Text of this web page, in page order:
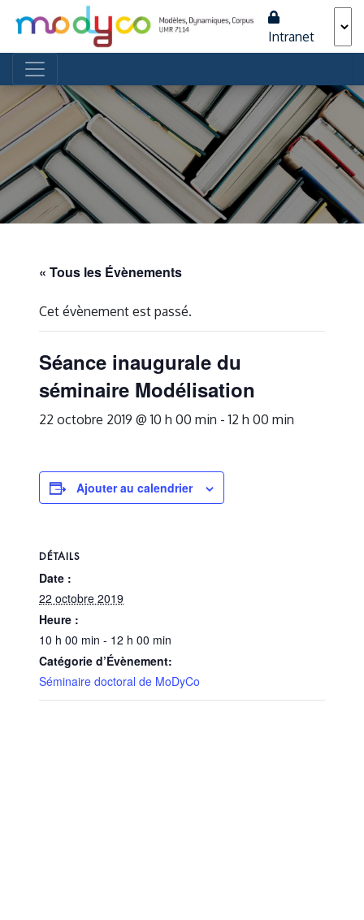
Intranet
Navigation principale
« Tous les Évènements
Cet évènement est passé.
Séance inaugurale du
séminaire Modélisation
22 octobre 2019 @ 10 h 00 min -12 h 00 min
Ajouter au calendrier
DÉTAILS
Date :
22 octobre 2019
Heure :
10 h 00 min - 12 h 00 min
Catégorie d’Évènement:
Séminaire doctoral de MoDyCo